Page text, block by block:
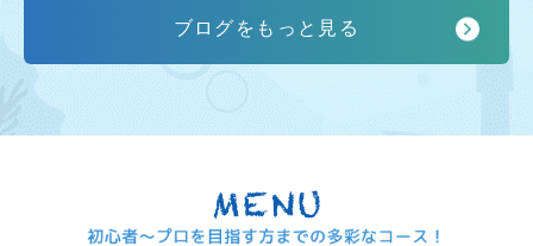
ブログをもっと見る